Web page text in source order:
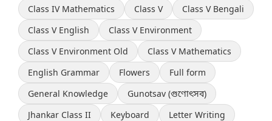
Class IV Mathematics
Class V
Class V Bengali
Class V English
Class V Environment
Class V Environment Old
Class V Mathematics
English Grammar
Flowers
Full form
General Knowledge
Gunotsav (গুণোৎসব)
Jhankar Class II
Keyboard
Letter Writing